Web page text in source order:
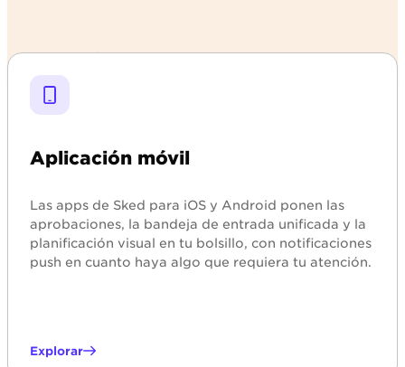
Explorar
Aplicación móvil
Las apps de Sked para iOS y Android ponen las
aprobaciones, la bandeja de entrada unificada y la
planificación visual en tu bolsillo, con notificaciones
push en cuanto haya algo que requiera tu atención.
Explorar